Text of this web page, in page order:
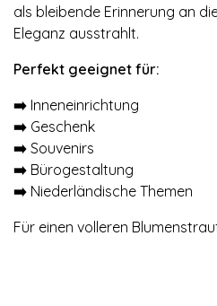
als bleibende Erinnerung an
Eleganz ausstrahlt.
Perfekt geeignet für:
➡️ Inneneinrichtung
➡️ Geschenk
➡️ Souvenirs
➡️ Bürogestaltung
➡️ Niederländische Themen
Für einen volleren